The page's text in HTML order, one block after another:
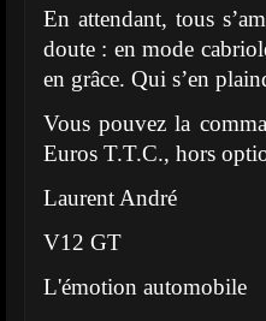
En attendant, tous
doute : en mode
en grâce. Qui s’en
Vous pouvez la
Euros T.T.C., hors
Laurent André
V12 GT
L'émotion automobile